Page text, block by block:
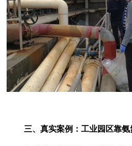
三、真实案例：工业园区靠